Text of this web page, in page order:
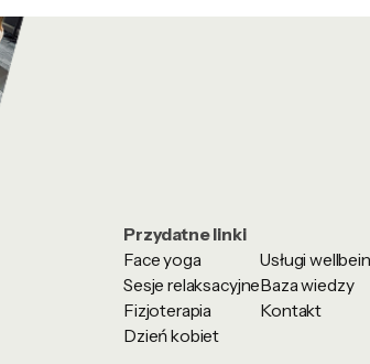
Przydatne linki
Face yoga
Sesje relaksacyjne
Fizjoterapia
Dzień kobiet
Usługi
Baza wiedzy
Kontakt